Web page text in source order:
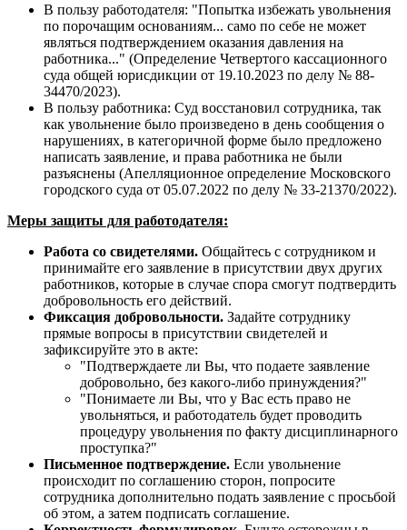
В пользу работодателя: "Попытка избежать увольнения
по порочащим основаниям... само по себе не может
являться подтверждением оказания давления на
работника..." (Определение Четвертого кассационного
суда общей юрисдикции от 19.10.2023 по делу № 88-
34470/2023).
В пользу работника: Суд восстановил сотрудника, так
как увольнение было произведено в день сообщения о
нарушениях, в категоричной форме было предложено
написать заявление, и права работника не были
разъяснены (Апелляционное определение Московского
городского суда от 05.07.2022 по делу № 33-21370/2022).
Меры защиты для работодателя:
Работа со свидетелями. Общайтесь с сотрудником и
принимайте его заявление в присутствии двух других
работников, которые в случае спора смогут подтвердить
добровольность его действий.
Фиксация добровольности. Задайте сотруднику
прямые вопросы в присутствии свидетелей и
зафиксируйте это в акте:
"Подтверждаете ли Вы, что подаете заявление
добровольно, без какого-либо принуждения?"
"Понимаете ли Вы, что у Вас есть право не
увольняться, и работодатель будет проводить
процедуру увольнения по факту дисциплинарного
проступка?"
Письменное подтверждение. Если увольнение
происходит по соглашению сторон, попросите
сотрудника дополнительно подать заявление с просьбой
об этом, а затем подписать соглашение.